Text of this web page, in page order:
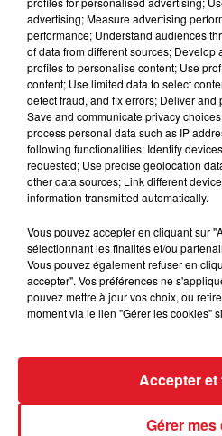
FIL D'ACTUS
15 juillet 2026
BÉTHUNE: ENQUÊTE
VOLONTAIRE EN
Selon les premiers
advertising; Measure advertising
performance; Understand audiences
of data from different sources; Develop
profiles to personalise content; Use
content; Use limited data to select
detect fraud, and fix errors; Deliver
Save and communicate privacy
process personal data such as IP
following functionalities: Identify
requested; Use precise geolocation
other data sources; Link different
information transmitted automatically.
Vous pouvez accepter en cliquant sur
sélectionnant les finalités et/ou
Vous pouvez également refuser en
accepter". Vos préférences ne
pouvez mettre à jour vos choix, ou
moment via le lien "Gérer les cookies"
Gérer
Accepter et